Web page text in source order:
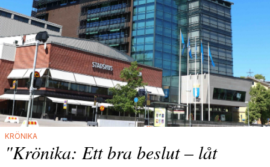
KRÖNIKA
"Krönika: Ett bra beslut – låt